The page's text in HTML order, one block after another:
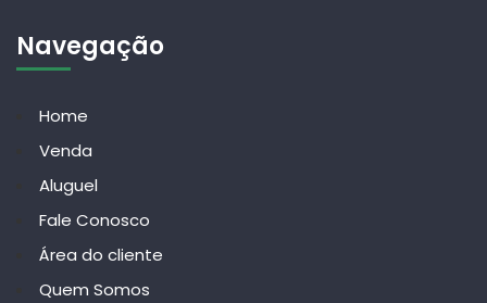
Navegação
Home
Venda
Aluguel
Fale Conosco
Área do cliente
Quem Somos